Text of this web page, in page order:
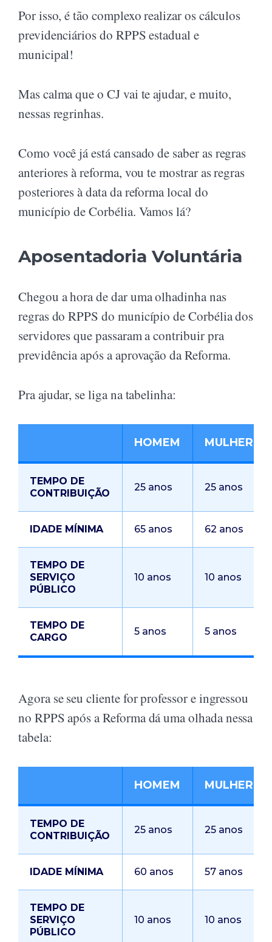
Por isso, é tão complexo realizar os cálculos
previdenciários do RPPS estadual e
municipal!
Mas calma que o CJ vai te ajudar, e muito,
nessas regrinhas.
Como você já está cansado de saber as regras
anteriores à reforma, vou te mostrar as regras
posteriores à data da reforma local do
município de Corbélia. Vamos lá?
Aposentadoria Voluntária
Chegou a hora de dar uma olhadinha nas
regras do RPPS do município de Corbélia dos
servidores que passaram a contribuir pra
previdência após a aprovação da Reforma.
Pra ajudar, se liga na tabelinha:
HOMEM MULHER
TEMPO DE
CONTRIBUIÇÃO
25 anos 25 anos
IDADE MÍNIMA 65 anos 62 anos
TEMPO DE
SERVIÇO
PÚBLICO
10 anos 10 anos
TEMPO DE
CARGO
5 anos 5 anos
Agora se seu cliente for professor e ingressou
no RPPS após a Reforma dá uma olhada nessa
tabela:
HOMEM MULHER
TEMPO DE
CONTRIBUIÇÃO
25 anos 25 anos
IDADE MÍNIMA 60 anos 57 anos
TEMPO DE
SERVIÇO
PÚBLICO
10 anos 10 anos